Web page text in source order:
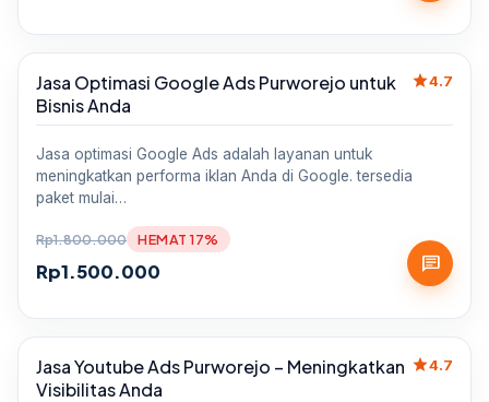
Sale
Jasa Optimasi Google Ads Purworejo untuk
Bisnis Anda
star4.7
Jasa optimasi Google Ads adalah layanan untuk
meningkatkan performa iklan Anda di Google. tersedia
paket mulai…
Rp1.800.000
Rp1.500.000
HEMAT 17%
chat
Sale
Jasa Youtube Ads Purworejo – Meningkatkan
Visibilitas Anda
star4.7